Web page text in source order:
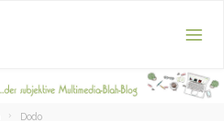
Dodo